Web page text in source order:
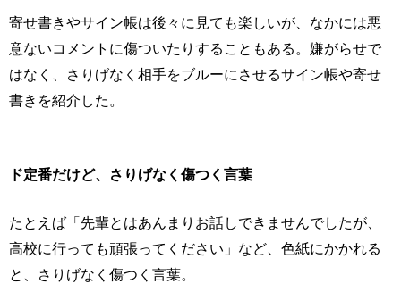
寄せ書きやサイン帳は後々に見ても楽しいが、なかには悪
意ないコメントに傷ついたりすることもある。嫌がらせで
はなく、さりげなく相手をブルーにさせるサイン帳や寄せ
書きを紹介した。
ド定番だけど、さりげなく傷つく言葉
たとえば「先輩とはあんまりお話しできませんでしたが、
高校に行っても頑張ってください」など、色紙にかかれる
と、さりげなく傷つく言葉。